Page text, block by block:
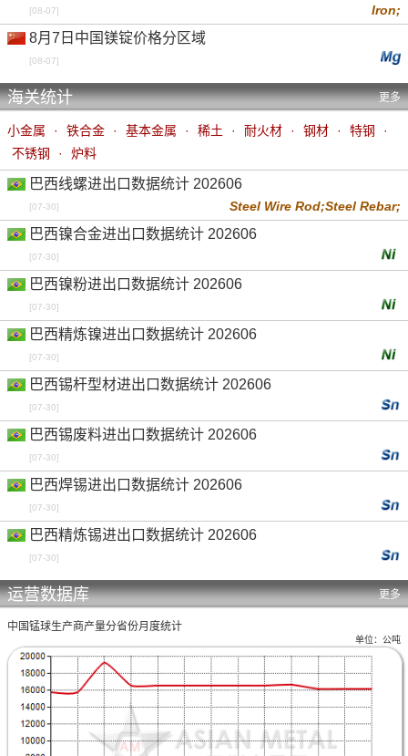
[08-07] Iron;
8月7日中国镁锭价格分区域
[08-07]
海关统计 更多
小金属 · 铁合金 · 基本金属 · 稀土 · 耐火材 · 钢材 · 特钢
·
不锈钢
· 炉料
巴西线螺进出口数据统计 202606
[07-30] Steel Wire Rod;Steel Rebar;
巴西镍合金进出口数据统计 202606
[07-30]
巴西镍粉进出口数据统计 202606
[07-30]
巴西精炼镍进出口数据统计 202606
[07-30]
巴西锡杆型材进出口数据统计 202606
[07-30]
巴西锡废料进出口数据统计 202606
[07-30]
巴西焊锡进出口数据统计 202606
[07-30]
巴西精炼锡进出口数据统计 202606
[07-30]
运营数据库 更多
中国锰球生产商产量分省份月度统计
单位：公吨